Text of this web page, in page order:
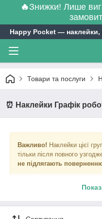
🔥Знижки! Лише
Happy Pocket ― наклейки,
Товари та послуги
⏰ Наклейки Графік
Важливо! Наклейки цієї
тільки після повного
не підлягають
Етапи роботи над